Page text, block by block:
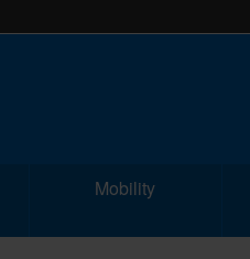
Mobility